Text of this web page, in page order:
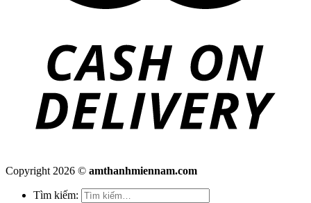
Copyright 2026 © amthanhmiennam.com
Tìm kiếm: